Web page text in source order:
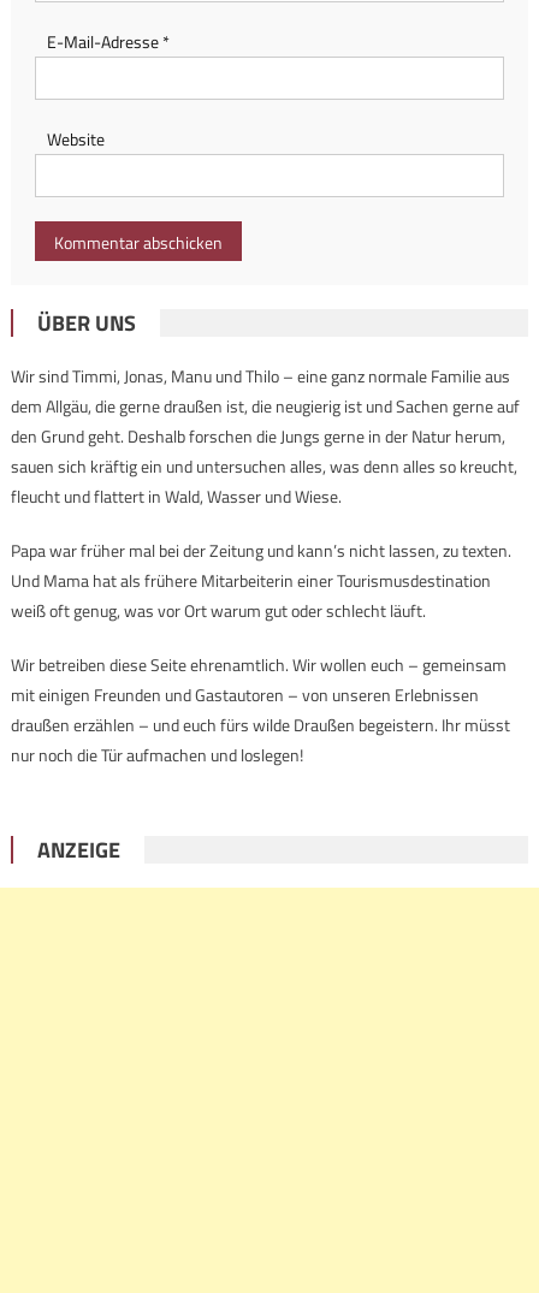
E-Mail-Adresse*
Website
ÜBER UNS
Wir sind Timmi, Jonas, Manu und Thilo – eine ganz normale Familie aus
dem Allgäu, die gerne draußen ist, die neugierig ist und Sachen gerne auf
den Grund geht. Deshalb forschen die Jungs gerne in der Natur herum,
sauen sich kräftig ein und untersuchen alles, was denn alles so kreucht,
fleucht und flattert in Wald, Wasser und Wiese.
Papa war früher mal bei der Zeitung und kann’s nicht lassen, zu texten.
Und Mama hat als frühere Mitarbeiterin einer Tourismusdestination
weiß oft genug, was vor Ort warum gut oder schlecht läuft.
Wir betreiben diese Seite ehrenamtlich. Wir wollen euch – gemeinsam
mit einigen Freunden und Gastautoren – von unseren Erlebnissen
draußen erzählen – und euch fürs wilde Draußen begeistern. Ihr müsst
nur noch die Tür aufmachen und loslegen!
ANZEIGE